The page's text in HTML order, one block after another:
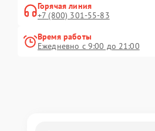
Горячая линия
+7 (800) 301-55-83
Время работы
Ежедневно с 9:00 до 21:00